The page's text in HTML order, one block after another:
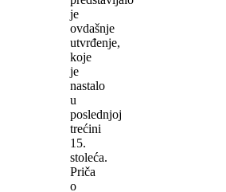
je
ovdašnje
utvrđenje,
koje
je
nastalo
u
poslednjoj
trećini
15.
stoleća.
Priča
o